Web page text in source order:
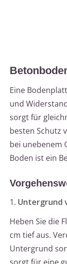
Eine
und
sorgt für
besten Schutz
bei unebenem
Boden ist ein
1. Untergrund
Heben Sie die
cm tief aus.
Untergrund